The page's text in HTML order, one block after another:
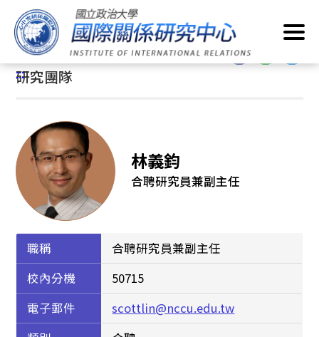
到
主
要
內
首頁/ 關於我們/研究團隊
:::
:::
研究團隊
林義鈞
合聘研究員兼副主任
職稱
合聘研究員兼副主任
校內分機
50715
電子郵件
scottlin@nccu.edu.tw